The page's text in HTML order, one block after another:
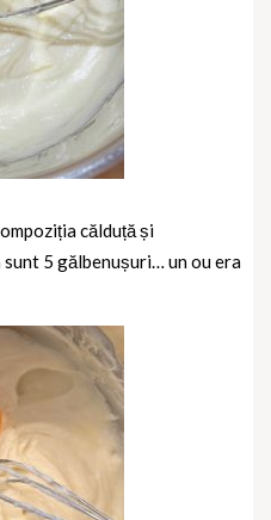
călduță și
sunt 5 gălbenușuri… un ou era